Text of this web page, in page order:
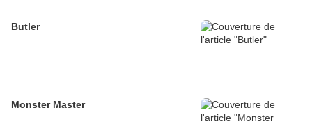
Butler
Monster Master